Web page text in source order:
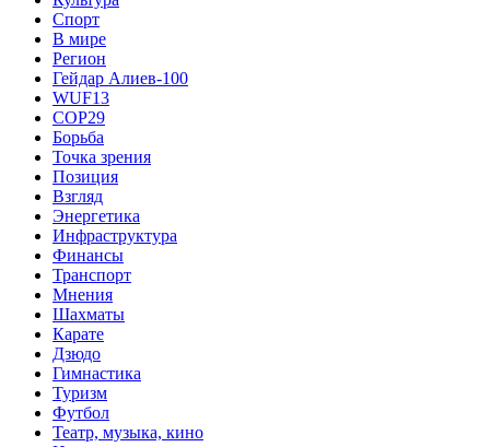
Спорт
В мире
Регион
Гейдар Алиев-100
WUF13
COP29
Борьба
Точка зрения
Позиция
Взгляд
Энергетика
Инфраструктура
Финансы
Транспорт
Мнения
Шахматы
Карате
Дзюдо
Гимнастика
Туризм
Футбол
Театр, музыка, кино